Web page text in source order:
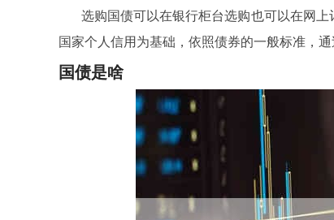
选购国债可以在银行柜台选购也可以在网
国家个人信用为基础，依照债券的一般标准，
国债是啥